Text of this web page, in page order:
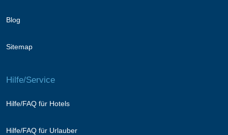
Blog
Sitemap
Hilfe/Service
Hilfe/FAQ für Hotels
Hilfe/FAQ für Urlauber